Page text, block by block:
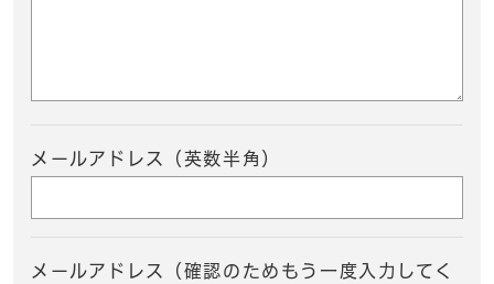
メールアドレス（英数半角）
メールアドレス（確認のためもう一度入力してく